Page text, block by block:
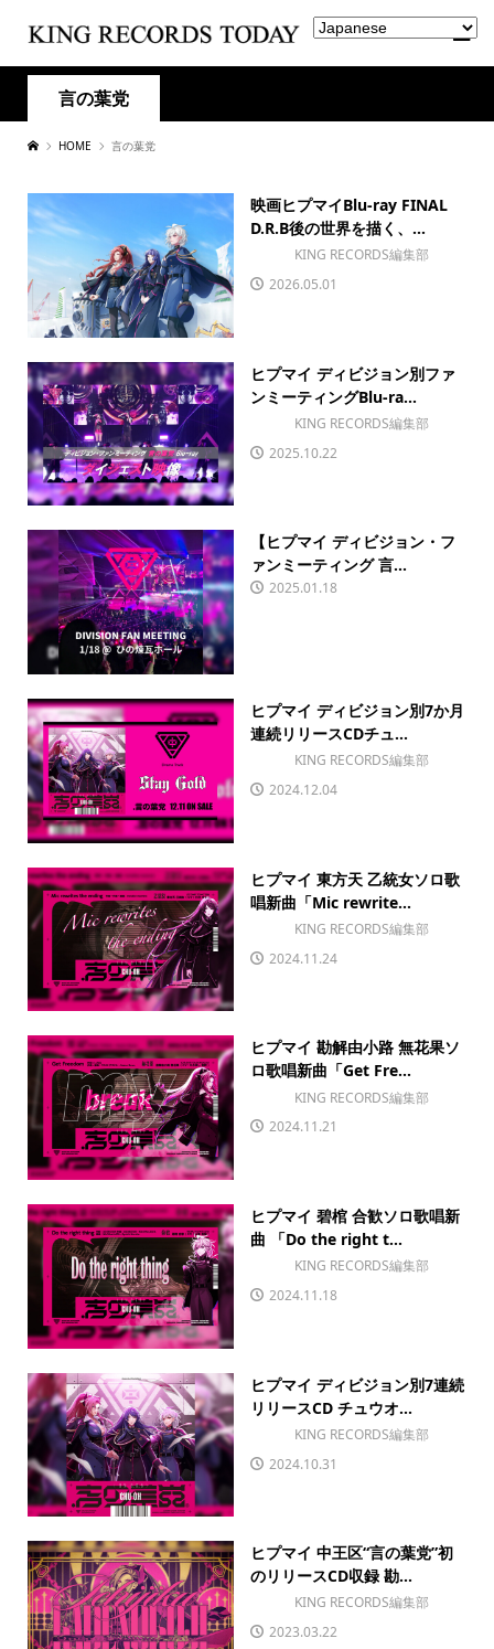
言の葉党
HOME 言の葉党
映画ヒプマイBlu-ray FINAL
D.R.B後の世界を描く、...
KING RECORDS編集部
2026.05.01
ヒプマイ ディビジョン別ファ
ンミーティングBlu-ra...
KING RECORDS編集部
2025.10.22
【ヒプマイ ディビジョン・フ
ァンミーティング 言...
2025.01.18
ヒプマイ ディビジョン別7か月
連続リリースCDチュ...
KING RECORDS編集部
2024.12.04
ヒプマイ 東方天 乙統女ソロ歌
唱新曲「Mic rewrite...
KING RECORDS編集部
2024.11.24
ヒプマイ 勘解由小路 無花果ソ
ロ歌唱新曲「Get Fre...
KING RECORDS編集部
2024.11.21
ヒプマイ 碧棺 合歓ソロ歌唱新
曲 「Do the right t...
KING RECORDS編集部
2024.11.18
ヒプマイ ディビジョン別7連続
リリースCD チュウオ...
KING RECORDS編集部
2024.10.31
ヒプマイ 中王区“言の葉党”初
のリリースCD収録 勘...
KING RECORDS編集部
2023.03.22